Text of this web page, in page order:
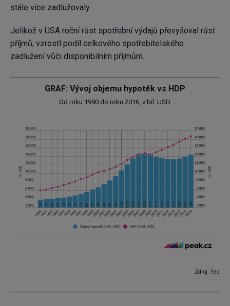
stále více zadlužovaly.
Jelikož v USA roční růst spotřební výdajů převyšoval růst
příjmů, vzrostl podíl celkového spotřebitelského
zadlužení vůči disponibilním příjmům.
GRAF: Vývoj objemu hypoték vs HDP
Od roku 1990 do roku 2016, v bil. USD.
Zdroj: Fed